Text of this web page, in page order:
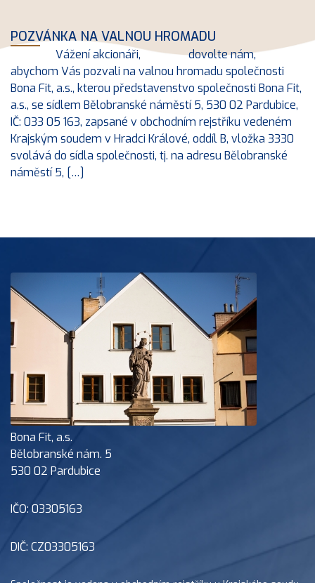
POZVÁNKA NA VALNOU HROMADU
Vážení akcionáři, dovolte nám,
abychom Vás pozvali na valnou hromadu společnosti
Bona Fit, a.s., kterou představenstvo společnosti Bona Fit,
a.s., se sídlem Bělobranské náměstí 5, 530 02 Pardubice,
IČ: 033 05 163, zapsané v obchodním rejstříku vedeném
Krajským soudem v Hradci Králové, oddíl B, vložka 3330
svolává do sídla společnosti, tj. na adresu Bělobranské
náměstí 5, […]
Bona Fit, a.s.
Bělobranské nám. 5
530 02 Pardubice
IČO: 03305163
DIČ: CZ03305163